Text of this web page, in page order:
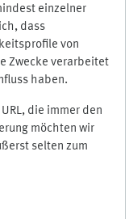
einzelner
dass
von
Zwecke verarbeitet
haben.
die immer den
möchten wir
selten zum